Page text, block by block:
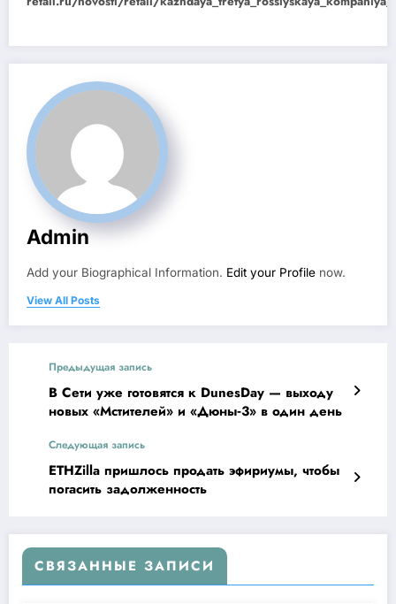
Admin
Add your Biographical Information. Edit your Profile now.
View All Posts
Предыдущая запись
В Сети уже готовятся к DunesDay — выходу
новых «Мстителей» и «Дюны‑3» в один день
Следующая запись
ETHZilla пришлось продать эфириумы, чтобы
погасить задолженность
СВЯЗАННЫЕ ЗАПИСИ